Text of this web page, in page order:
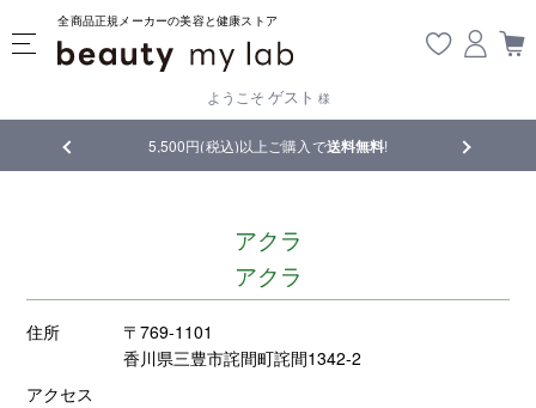
全商品正規メーカーの美容と健康ストア
ようこそ ゲスト 様
5,500円(税込)以上ご購入で送料無料! 【重要】熊本地
アクラ
アクラ
住所
〒769-1101
香川県三豊市詫間町詫間1342-2
アクセス